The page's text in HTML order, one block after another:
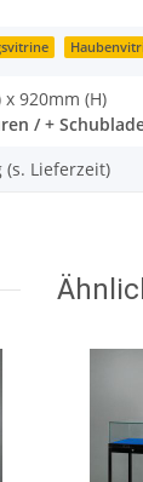
x 920mm (H)
/ +
Lieferzeit)